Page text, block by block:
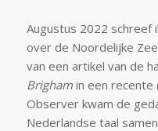
Augustus 2022 schreef
over de Noordelijke
van een artikel van de
Brighamin een recente
Observer kwam de
Nederlandse taal